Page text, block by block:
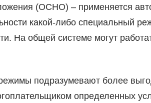
(ОСНО) – применяется
какой-либо специальный
На общей системе могут
подразумевают более
определенных